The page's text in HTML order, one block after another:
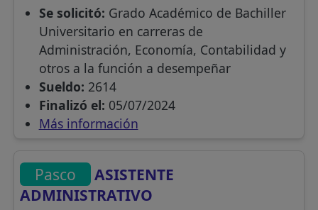
Se solicitó: Grado Académico de Bachiller
Universitario en carreras de
Administración, Economía, Contabilidad y
otros a la función a desempeñar
Sueldo: 2614
Finalizó el: 05/07/2024
Más información
Pasco
ASISTENTE
ADMINISTRATIVO